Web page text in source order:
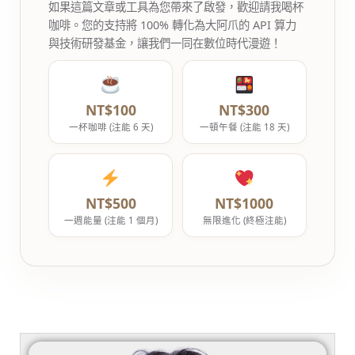
如果這篇文章或工具為您帶來了啟發，歡迎請我喝杯
咖啡。您的支持將 100% 轉化為大阿爪的 API 算力
與技術研發基金，讓我們一同在數位時代漫遊！
NT$100
一杯咖啡 (注能 6 天)
NT$300
一頓午餐 (注能 18 天)
NT$500
一週能量 (注能 1 個月)
NT$1000
無限進化 (終極注能)